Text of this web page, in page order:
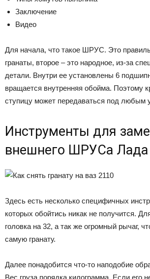
Заключение
Видео
Для начала, что такое ШРУС. Это
гранаты, второе – это народное, из-за
детали. Внутри ее установлены 6
вращается внутренняя обойма. Поэтому
ступицу может передаваться под любым
Инструменты для
внешнего ШРУСа Лада
Здесь есть несколько специфичных
которых обойтись никак не получится.
головка на 32, а так же огромный рычаг,
самую гранату.
Далее понадобится что-то наподобие
Вес груза порядка килограмма. Если его